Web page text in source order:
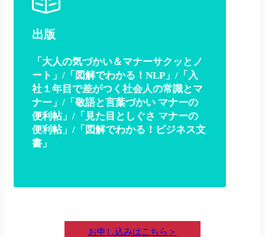
出版
「大人の気づかい＆マナーサクッとノ
ート」/「図解でわかる！NLP」/「入
社１年目で差がつく社会人の常識とマ
ナー」/「敬語と言葉づかい マナーの
便利帖」/「見た目としぐさ マナーの
便利帖」/「図解でわかる！ビジネス文
書」
お申し込みはこちら＞